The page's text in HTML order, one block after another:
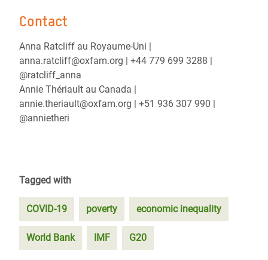
Contact
Anna Ratcliff au Royaume-Uni |
anna.ratcliff@oxfam.org | +44 779 699 3288 |
@ratcliff_anna
Annie Thériault au Canada |
annie.theriault@oxfam.org | +51 936 307 990 |
@annietheri
Tagged with
COVID-19 poverty economic inequality
World Bank IMF G20